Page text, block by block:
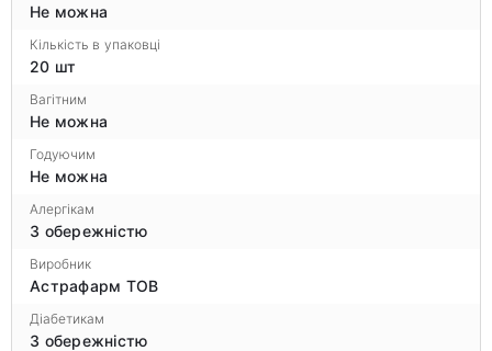
Не можна
Кількість в упаковці
20 шт
Вагітним
Не можна
Годуючим
Не можна
Алергікам
З обережністю
Виробник
Астрафарм ТОВ
Діабетикам
З обережністю